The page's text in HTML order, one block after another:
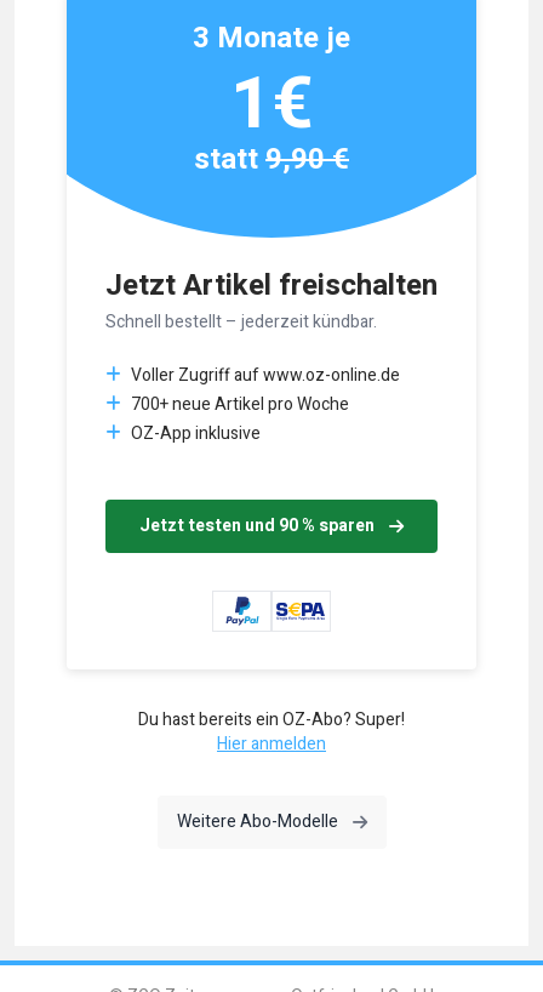
Jetzt Artikel freischalten
Schnell bestellt – jederzeit kündbar.
Voller Zugriff auf www.oz-online.de
700+ neue Artikel pro Woche
OZ-App inklusive
Jetzt testen und 90 % sparen
3 Monate je
1€
statt9,90 €
Du hast bereits ein OZ-Abo? Super!
Hier anmelden
Weitere Abo-Modelle